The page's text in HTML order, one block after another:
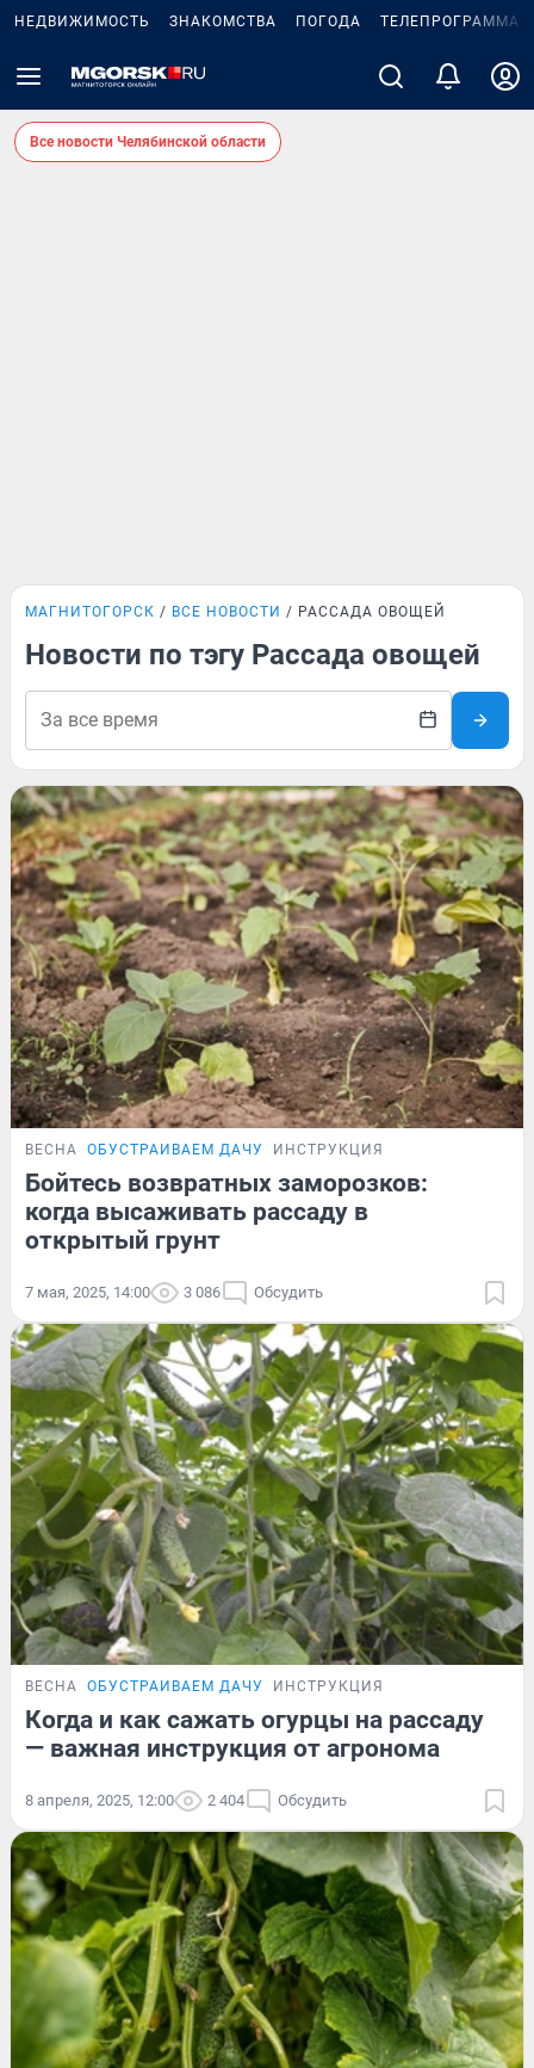
НЕДВИЖИМОСТЬ ЗНАКОМСТВА ПОГОДА ТЕЛЕПРОГРАММА
Все новости Челябинской области
МАГНИТОГОРСК ВСЕ НОВОСТИ РАССАДА ОВОЩЕЙ
Новости по тэгу Рассада овощей
ВЕСНА ОБУСТРАИВАЕМ ДАЧУ ИНСТРУКЦИЯ
Бойтесь возвратных заморозков:
когда высаживать рассаду в
открытый грунт
7 мая, 2025, 14:00 3 086 Обсудить
ВЕСНА ОБУСТРАИВАЕМ ДАЧУ ИНСТРУКЦИЯ
Когда и как сажать огурцы на рассаду
— важная инструкция от агронома
8 апреля, 2025, 12:00 2 404 Обсудить